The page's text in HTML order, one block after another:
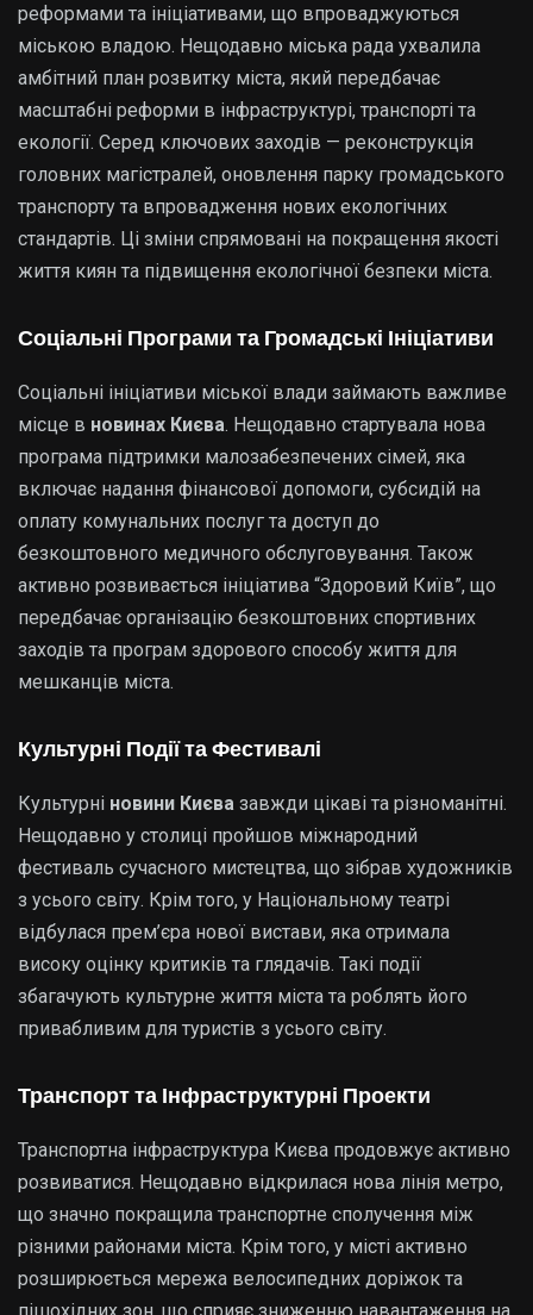
реформами та ініціативами, що впроваджуються
міською владою. Нещодавно міська рада ухвалила
амбітний план розвитку міста, який передбачає
масштабні реформи в інфраструктурі, транспорті та
екології. Серед ключових заходів — реконструкція
головних магістралей, оновлення парку громадського
транспорту та впровадження нових екологічних
стандартів. Ці зміни спрямовані на покращення якості
життя киян та підвищення екологічної безпеки міста.
Соціальні Програми та Громадські Ініціативи
Соціальні ініціативи міської влади займають важливе
місце в новинах Києва. Нещодавно стартувала нова
програма підтримки малозабезпечених сімей, яка
включає надання фінансової допомоги, субсидій на
оплату комунальних послуг та доступ до
безкоштовного медичного обслуговування. Також
активно розвивається ініціатива “Здоровий Київ”, що
передбачає організацію безкоштовних спортивних
заходів та програм здорового способу життя для
мешканців міста.
Культурні Події та Фестивалі
Культурні новини Києва завжди цікаві та різноманітні.
Нещодавно у столиці пройшов міжнародний
фестиваль сучасного мистецтва, що зібрав художників
з усього світу. Крім того, у Національному театрі
відбулася прем’єра нової вистави, яка отримала
високу оцінку критиків та глядачів. Такі події
збагачують культурне життя міста та роблять його
привабливим для туристів з усього світу.
Транспорт та Інфраструктурні Проекти
Транспортна інфраструктура Києва продовжує активно
розвиватися. Нещодавно відкрилася нова лінія метро,
що значно покращила транспортне сполучення між
різними районами міста. Крім того, у місті активно
розширюється мережа велосипедних доріжок та
пішохідних зон, що сприяє зниженню навантаження на